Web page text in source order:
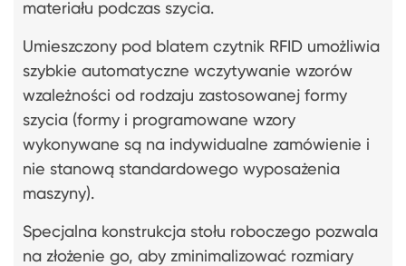
materiału podczas szycia.
Umieszczony pod blatem czytnik RFID umożliwia
szybkie automatyczne wczytywanie wzorów
wzależności od rodzaju zastosowanej formy
szycia (formy i programowane wzory
wykonywane są na indywidualne zamówienie i
nie stanową standardowego wyposażenia
maszyny).
Specjalna konstrukcja stołu roboczego pozwala
na złożenie go, aby zminimalizować rozmiary